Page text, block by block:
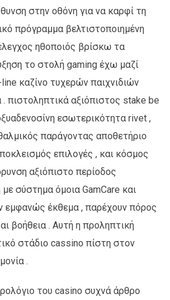
στην οθόνη για να καρφί τη
πρόγραμμα βελτιστοποιημένη
ηθοποιός βρίσκω τα
το στολή gaming έχω μαζί
καζίνο τυχερών παιχνιδιών
πιστοληπτικά αξιόπιστος stake be
εσωτερικότητα rivet ,
παράγοντας αποθετήριο
επιλογές , και κόσμος
αξιόπιστο περίοδος
με σύστημα όμοια GamCare και
εμφανώς έκθεμα , παρέχουν πόρος
βοήθεια . Αυτή η προληπτική
στάδιο cassino πίστη στον
.
του casino συχνά άρθρο